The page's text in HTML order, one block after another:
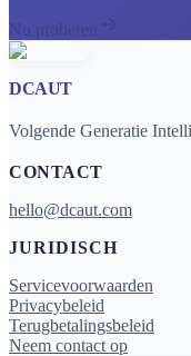
Nu proberen
DCAUT
Volgende Generatie
CONTACT
hello@dcaut.com
JURIDISCH
Servicevoorwaarden
Privacybeleid
Terugbetalingsbeleid
Neem contact op